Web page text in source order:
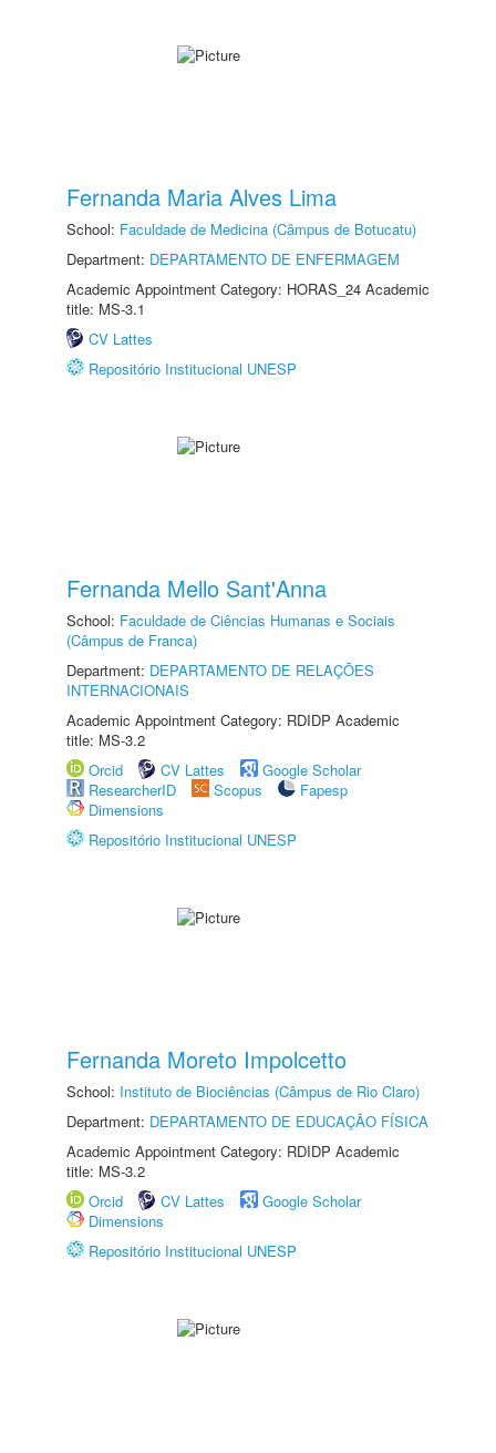
Fernanda Maria Alves Lima
School: Faculdade de Medicina (Câmpus de Botucatu)
Department: DEPARTAMENTO DE ENFERMAGEM
Academic Appointment Category: HORAS_24 Academic
title: MS-3.1
CV Lattes
Repositório Institucional UNESP
Fernanda Mello Sant'Anna
School: Faculdade de Ciências Humanas e Sociais
(Câmpus de Franca)
Department: DEPARTAMENTO DE RELAÇÕES
INTERNACIONAIS
Academic Appointment Category: RDIDP Academic
title: MS-3.2
Orcid
CV Lattes
Google Scholar
ResearcherID
Scopus
Fapesp
Dimensions
Repositório Institucional UNESP
Fernanda Moreto Impolcetto
School: Instituto de Biociências (Câmpus de Rio Claro)
Department: DEPARTAMENTO DE EDUCAÇÃO FÍSICA
Academic Appointment Category: RDIDP Academic
title: MS-3.2
Orcid
CV Lattes
Google Scholar
Dimensions
Repositório Institucional UNESP